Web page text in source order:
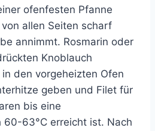
ofenfesten Pfanne
allen Seiten scharf
annimmt. Rosmarin oder
Knoblauch
den vorgeheizten Ofen
geben und Filet für
bis eine
60-63°C erreicht ist. Nach